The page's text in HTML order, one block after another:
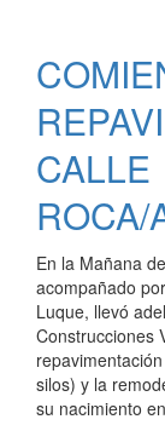
DEL
A
CALLE
ROCA/
En la Mañana
acompañado
Luque, llevó
Construcciones
silos) y la
su nacimiento